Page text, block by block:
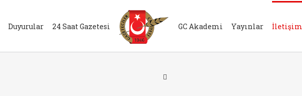
Duyurular 24 Saat Gazetesi GC Akademi Yayınlar İletişim